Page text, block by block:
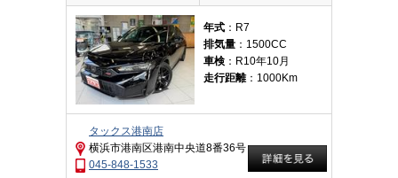
年式 ：R7
排気量 ：1500CC
車検 ：R10年10月
走行距離：1000Km
タックス港南店
横浜市港南区港南中央道8番36号
045-848-1533